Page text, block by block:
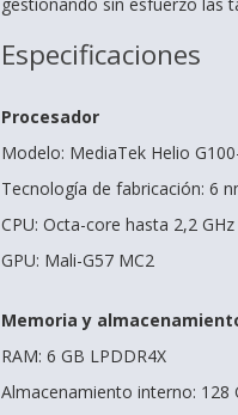
gestionando sin esfuerzo las
Especificaciones
Procesador
Modelo: MediaTek Helio
Tecnología de fabricación: 6
CPU: Octa-core hasta 2,2 GHz
GPU: Mali-G57 MC2
Memoria y
RAM: 6 GB LPDDR4X
Almacenamiento interno: 128